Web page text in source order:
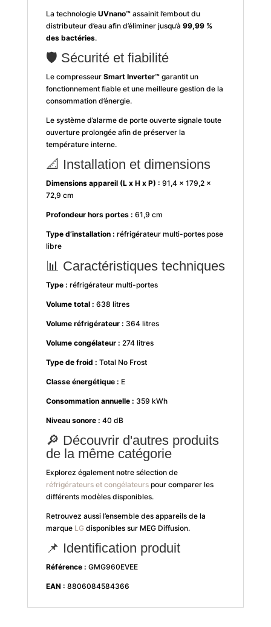
La technologie UVnano™assainit l’embout du
distributeur d’eau afin d’éliminer jusqu’à 99,99 %
des bactéries.
🛡️ Sécurité et fiabilité
Le compresseur Smart Inverter™garantit un
fonctionnement fiable et une meilleure gestion de la
consommation d’énergie.
Le système d’alarme de porte ouverte signale toute
ouverture prolongée afin de préserver la
température interne.
📐 Installation et dimensions
Dimensions appareil (L x H x P) : 91,4 × 179,2 ×
72,9 cm
Profondeur hors portes : 61,9 cm
Type d’installation : réfrigérateur multi-portes pose
libre
📊 Caractéristiques techniques
Type : réfrigérateur multi-portes
Volume total : 638 litres
Volume réfrigérateur : 364 litres
Volume congélateur : 274 litres
Type de froid : Total No Frost
Classe énergétique : E
Consommation annuelle : 359 kWh
Niveau sonore : 40 dB
🔎 Découvrir d'autres produits
de la même catégorie
Explorez également notre sélection de
réfrigérateurs et congélateurspour comparer les
différents modèles disponibles.
Retrouvez aussi l’ensemble des appareils de la
marque LGdisponibles sur MEG Diffusion.
📌 Identification produit
Référence : GMG960EVEE
EAN : 8806084584366